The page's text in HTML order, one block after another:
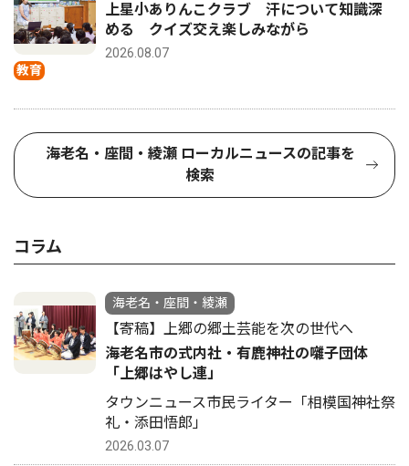
教育
上星小ありんこクラブ 汗について知識深
める クイズ交え楽しみながら
2026.08.07
海老名・座間・綾瀬 ローカルニュースの記事を
検索
コラム
海老名・座間・綾瀬
【寄稿】上郷の郷土芸能を次の世代へ
海老名市の式内社・有鹿神社の囃子団体
「上郷はやし連」
タウンニュース市民ライター「相模国神社祭
礼・添田悟郎」
2026.03.07